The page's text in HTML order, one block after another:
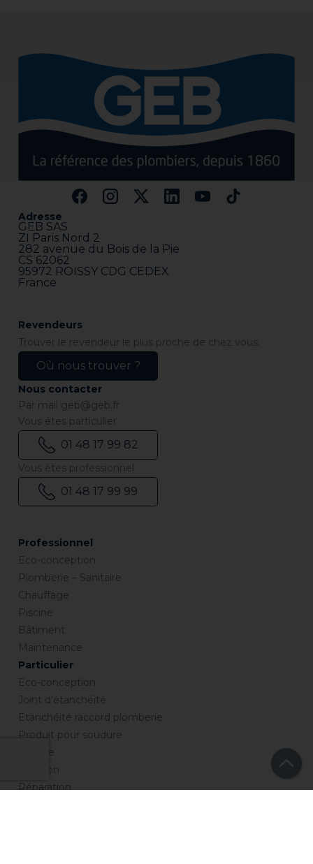
Adresse
GEB SAS
ZI Paris Nord 2
282 avenue du Bois de la Pie
CS 62062
95972 ROISSY CDG CEDEX
France
Professionnel
Eco-conception
Plomberie – Sanitaire
Chauffage
Piscine
Bâtiment
Maintenance
Particulier
Eco-conception
Joint d’étanchéité
Etanchéité raccord plomberie
Produit pour soudure
Collage
Isolation
Réparation
Revendeurs
Trouver le revendeur le plus proche de chez vous.
Où nous trouver ?
Nous contacter
Par mail geb@geb.fr
Vous êtes particulier
01 48 17 99 82
Vous êtes professionnel
01 48 17 99 99